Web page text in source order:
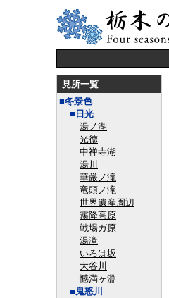
見所一覧
■冬景色
■日光
湯ノ湖
光徳
中禅寺湖
湯川
華厳ノ滝
竜頭ノ滝
世界遺産周辺
霧降高原
戦場ガ原
湯滝
いろは坂
大谷川
憾満ヶ淵
■鬼怒川